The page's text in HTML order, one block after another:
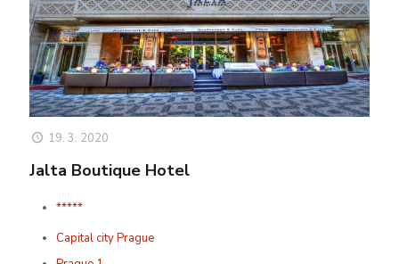
19. 3. 2020
Jalta Boutique Hotel
*****
Capital city Prague